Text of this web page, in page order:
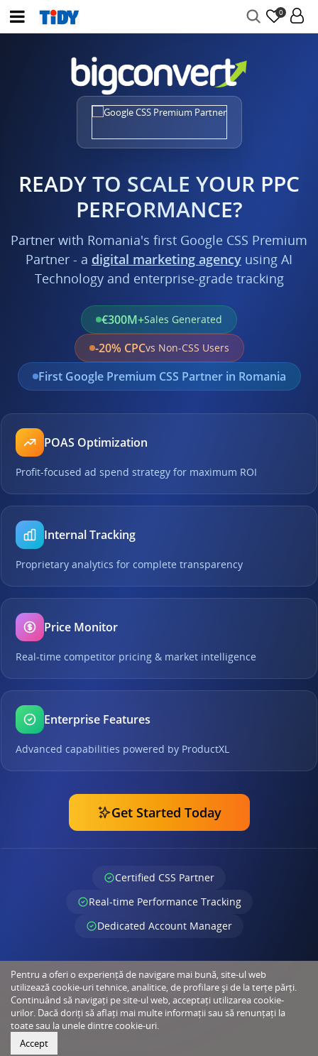
0
READY TO SCALE YOUR PPC
PERFORMANCE?
Partner with Romania's first Google CSS Premium
Partner - a digital marketing agency using AI
Technology and enterprise-grade tracking
€300M+Sales Generated
-20% CPCvs Non-CSS Users
First Google Premium CSS Partner in Romania
POAS Optimization
Profit-focused ad spend strategy for maximum ROI
Internal Tracking
Proprietary analytics for complete transparency
Price Monitor
Real-time competitor pricing & market intelligence
Enterprise Features
Advanced capabilities powered by ProductXL
Get Started Today
Certified CSS Partner
Real-time Performance Tracking
Dedicated Account Manager
Pentru a oferi o experiență de navigare mai bună, site-ul web
utilizează cookie-uri tehnice, analitice, de profilare și de la terțe părți.
Continuând să navigați pe site-ul web, acceptați utilizarea cookie-
urilor. Dacă doriți să aflați mai multe informații sau să renunțați la
toate sau la unele dintre cookie-uri.
Accept